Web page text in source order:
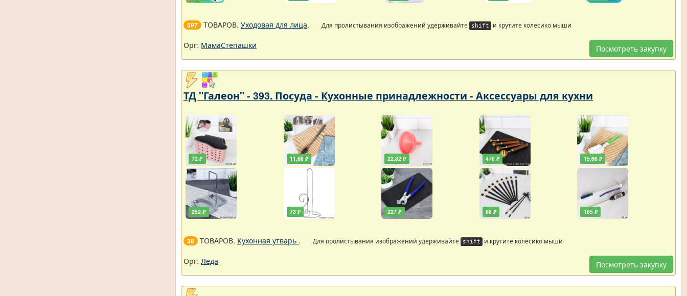
597 ТОВАРОВ. Уходовая для лица. Для пролистывания изображений удерживайте shift и крутите колесико мыши
Посмотреть закупку
Орг: МамаСтепашки
ТД "Галеон" - 393. Посуда - Кухонные принадлежности - Аксессуары для кухни
72 ₽
252 ₽
11,68 ₽
73 ₽
22,82 ₽
227 ₽
476 ₽
68 ₽
15,66 ₽
165 ₽
38 ТОВАРОВ. Кухонная утварь . Для пролистывания изображений удерживайте shift и крутите колесико мыши
Посмотреть закупку
Орг: Леда